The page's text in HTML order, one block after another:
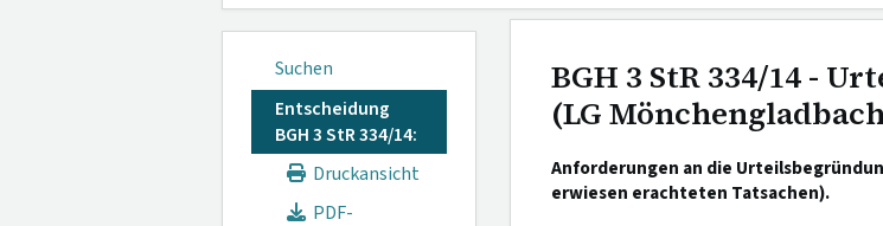
Suchen
Entscheidung
BGH 3 StR 334/14:
Druckansicht
PDF-
BGH 3 StR 334/14 -
(LG
Anforderungen an die
erwiesen erachteten Tatsachen).